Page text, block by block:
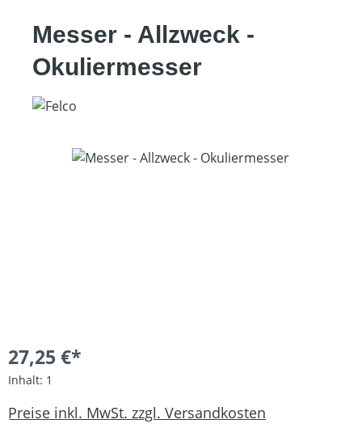
Messer - Allzweck -
Okuliermesser
Bildergalerie überspringen
27,25 €*
Inhalt: 1
Preise inkl. MwSt. zzgl. Versandkosten